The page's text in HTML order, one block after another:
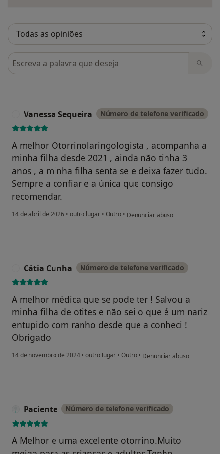
Pesquisar em opiniões
Vanessa Sequeira Número de telefone verificado
A melhor Otorrinolaringologista , acompanha a
minha filha desde 2021 , ainda não tinha 3
anos , a minha filha senta se e deixa fazer tudo.
Sempre a confiar e a única que consigo
recomendar.
14 de abril de 2026 • outro lugar • Outro • na opinião do utilizador Vanessa
Denunciar abuso
Cátia Cunha Número de telefone verificado
A melhor médica que se pode ter ! Salvou a
minha filha de otites e não sei o que é um nariz
entupido com ranho desde que a conheci !
Obrigado
14 de novembro de 2024 • outro lugar • Outro • na opinião do utilizador
Denunciar abuso
Paciente Número de telefone verificado
A Melhor e uma excelente otorrino.Muito